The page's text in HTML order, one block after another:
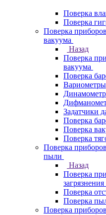
Поверка
Поверка
Поверка
вакуума
Назад
Поверка
вакуума
Поверка
Вариометры
Задатчики
Поверка
Поверка
Поверка
Поверка
пыли
Назад
Поверка
Поверка
Поверка
Поверка